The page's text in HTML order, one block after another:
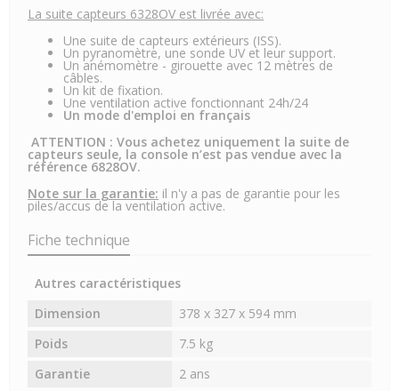
La suite capteurs 6328OV est livrée avec:
Une suite de capteurs extérieurs (ISS).
Un pyranomètre, une sonde UV et leur support.
Un anémomètre - girouette avec 12 mètres de
câbles.
Un kit de fixation.
Une ventilation active fonctionnant 24h/24
Un mode d'emploi en français
ATTENTION : Vous achetez uniquement la suite de
capteurs seule, la console n’est pas vendue avec la
référence 6828OV.
Note sur la garantie: il n'y a pas de garantie pour les
piles/accus de la ventilation active.
Fiche technique
Autres caractéristiques
Dimension
378 x 327 x 594 mm
Poids
7.5 kg
Garantie
2 ans